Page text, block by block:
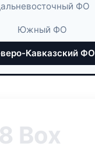
ФО
Южный ФО
Кавказский ФО
Box